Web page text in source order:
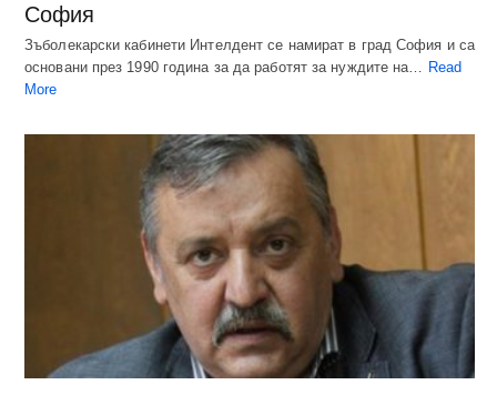
София
Зъболекарски кабинети Интелдент се намират в град София и са
основани през 1990 година за да работят за нуждите на… Read
More